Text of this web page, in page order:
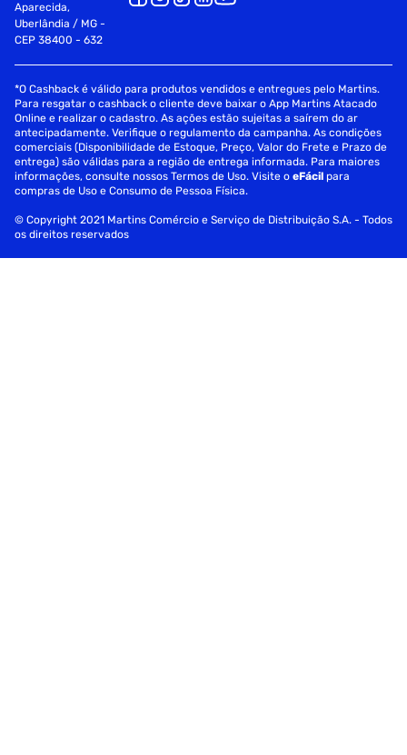
Aparecida,
Uberlândia / MG -
CEP 38400 - 632
*O Cashback é válido para produtos vendidos e entregues pelo Martins.
Para resgatar o cashback o cliente deve baixar o App Martins Atacado
Online e realizar o cadastro. As ações estão sujeitas a saírem do ar
antecipadamente. Verifique o regulamento da campanha. As condições
comerciais (Disponibilidade de Estoque, Preço, Valor do Frete e Prazo de
entrega) são válidas para a região de entrega informada. Para maiores
informações, consulte nossos Termos de Uso. Visite oeFácil para
compras de Uso e Consumo de Pessoa Física.
© Copyright 2021 Martins Comércio e Serviço de Distribuição S.A. - Todos
os direitos reservados